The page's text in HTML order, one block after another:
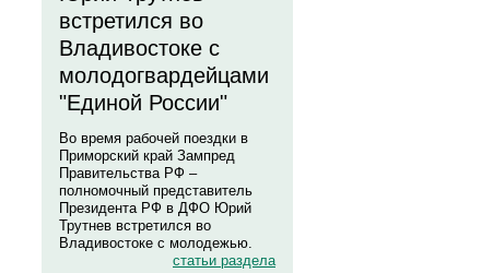
встретился во
Владивостоке с
молодогвардейцами
"Единой России"
Во время рабочей поездки в
Приморский край Зампред
Правительства РФ –
полномочный представитель
Президента РФ в ДФО Юрий
Трутнев встретился во
Владивостоке с молодежью.
статьи раздела